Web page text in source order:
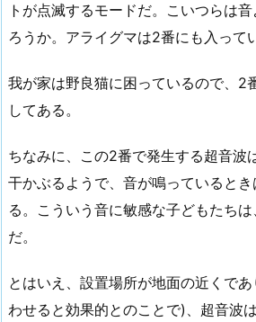
トが点滅するモードだ。こいつらは
ろうか。アライグマは2番にも入って
我が家は野良猫に困っているので、2
してある。
ちなみに、この2番で発生する超音波
干かぶるようで、音が鳴っているとき
る。こういう音に敏感な子どもたち
だ。
とはいえ、設置場所が地面の近くで
わせると効果的とのことで)、超音波